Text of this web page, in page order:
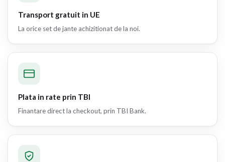
Transport gratuit in UE
La orice set de jante achizitionat de la noi.
Plata in rate prin TBI
Finantare direct la checkout, prin TBI Bank.